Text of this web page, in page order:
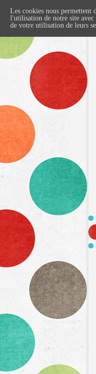
Les cookies nous permettent
l'utilisation de notre site avec
de votre utilisation de leurs